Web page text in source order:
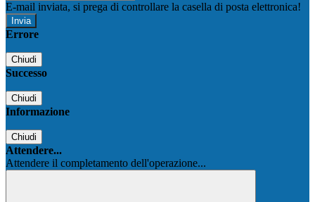
E-mail inviata, si prega di controllare la casella di posta elettronica!
Errore
Chiudi
Successo
Chiudi
Informazione
Chiudi
Attendere...
Attendere il completamento dell'operazione...